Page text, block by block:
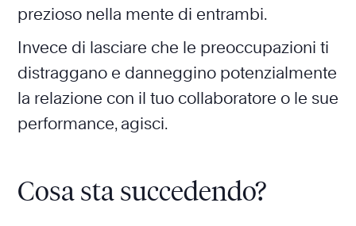
prezioso nella mente di entrambi.
Invece di lasciare che le preoccupazioni ti
distraggano e danneggino potenzialmente
la relazione con il tuo collaboratore o le sue
performance, agisci.
Cosa sta succedendo?